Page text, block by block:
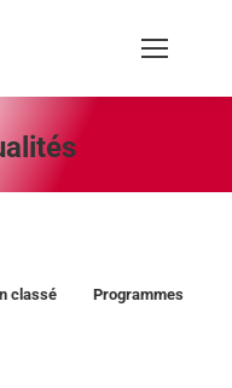
Recherche
:
êtes ici :
classé Programmes